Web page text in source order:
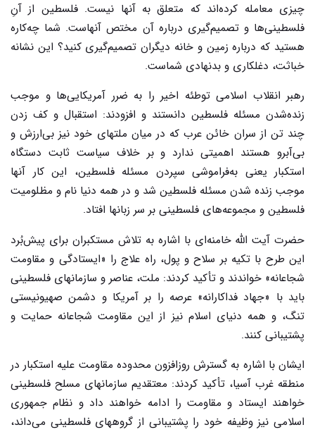
چیزی معامله کرده‌اند که متعلق به آنها نیست. فلسطین از آنِ
فلسطینی‌ها و تصمیم‌گیری درباره آن مختص آنهاست. شما چه‌کاره
هستید که درباره زمین و خانه دیگران تصمیم‌گیری کنید؟ این نشانه
خباثت، دغلکاری و بدنهادی شماست.
رهبر انقلاب اسلامی توطئه اخیر را به ضرر آمریکایی‌ها و موجب
زنده‌شدن مسئله فلسطین دانستند و افزودند: استقبال و کف زدن
چند تن از سران خائن عرب که در میان ملتهای خود نیز بی‌ارزش و
بی‌آبرو هستند اهمیتی ندارد و بر خلاف سیاست ثابت دستگاه
استکبار یعنی به‌فراموشی سپردن مسئله فلسطین، این کار آنها
موجب زنده شدن مسئله فلسطین شد و در همه دنیا نام و مظلومیت
فلسطین و مجموعه‌های فلسطینی بر سر زبانها افتاد.
حضرت آیت الله خامنه‌ای با اشاره به تلاش مستکبران برای پیش‌بُرد
این طرح با تکیه بر سلاح و پول، راه علاج را «ایستادگی و مقاومت
شجاعانه» خواندند و تأکید کردند: ملت، عناصر و سازمانهای فلسطینی
باید با «جهاد فداکارانه» عرصه را بر آمریکا و دشمن صهیونیستی
تنگ، و همه دنیای اسلام نیز از این مقاومت شجاعانه حمایت و
پشتیبانی کنند.
ایشان با اشاره به گسترش روزافزون محدوده مقاومت علیه استکبار در
منطقه غرب آسیا، تأکید کردند: معتقدیم سازمانهای مسلح فلسطینی
خواهند ایستاد و مقاومت را ادامه خواهند داد و نظام جمهوری
اسلامی نیز وظیفه خود را پشتیبانی از گروههای فلسطینی می‌داند،